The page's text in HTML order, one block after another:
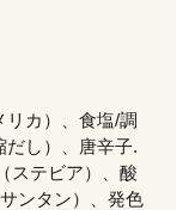
リカ）、食塩/調
だし）、唐辛子.
ステビア）、酸
ンタン）、発色